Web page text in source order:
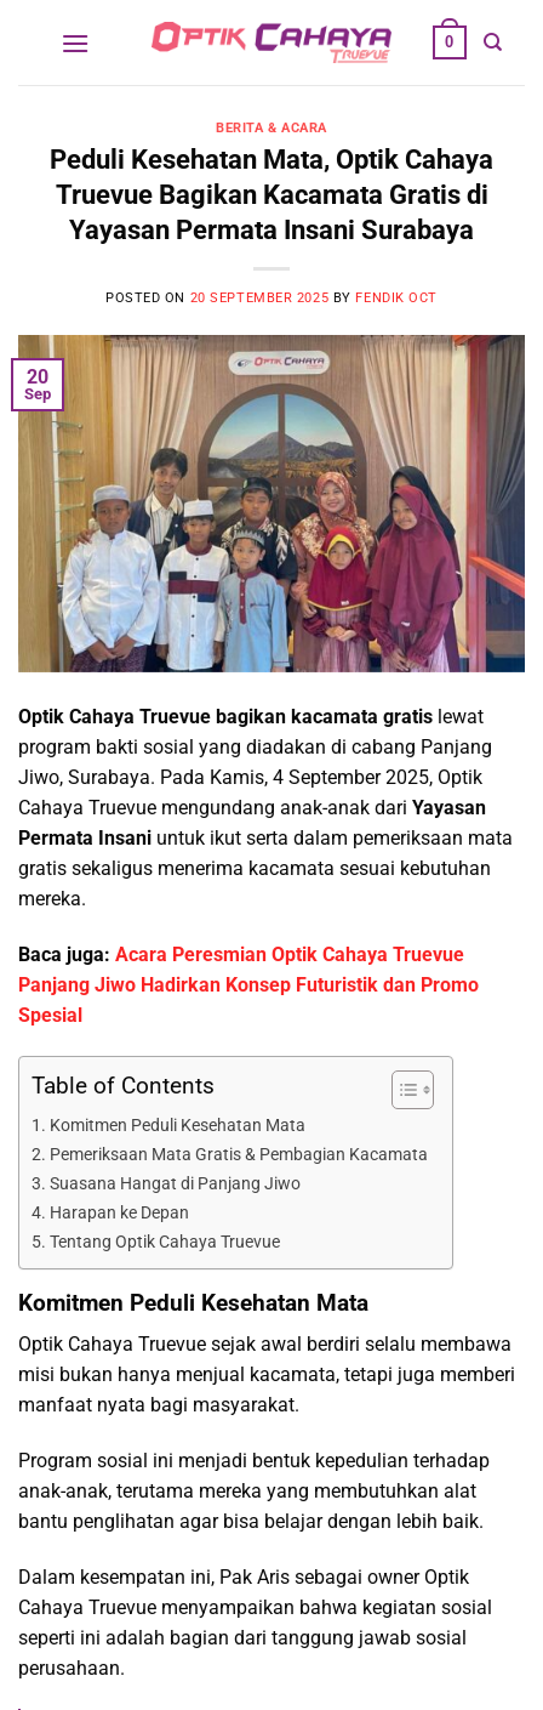
0
BERITA & ACARA
Peduli Kesehatan Mata, Optik Cahaya
Truevue Bagikan Kacamata Gratis di
Yayasan Permata Insani Surabaya
POSTED ON 20 SEPTEMBER 2025 BY FENDIK OCT
20
Sep
Optik Cahaya Truevue bagikan kacamata gratis lewat
program bakti sosial yang diadakan di cabang Panjang
Jiwo, Surabaya. Pada Kamis, 4 September 2025, Optik
Cahaya Truevue mengundang anak-anak dari Yayasan
Permata Insani untuk ikut serta dalam pemeriksaan mata
gratis sekaligus menerima kacamata sesuai kebutuhan
mereka.
Baca juga: Acara Peresmian Optik Cahaya Truevue
Panjang Jiwo Hadirkan Konsep Futuristik dan Promo
Spesial
Table of Contents
Komitmen Peduli Kesehatan Mata
Pemeriksaan Mata Gratis & Pembagian Kacamata
Suasana Hangat di Panjang Jiwo
Harapan ke Depan
Tentang Optik Cahaya Truevue
Komitmen Peduli Kesehatan Mata
Optik Cahaya Truevue sejak awal berdiri selalu membawa
misi bukan hanya menjual kacamata, tetapi juga memberi
manfaat nyata bagi masyarakat.
Program sosial ini menjadi bentuk kepedulian terhadap
anak-anak, terutama mereka yang membutuhkan alat
bantu penglihatan agar bisa belajar dengan lebih baik.
Dalam kesempatan ini, Pak Aris sebagai owner Optik
Cahaya Truevue menyampaikan bahwa kegiatan sosial
seperti ini adalah bagian dari tanggung jawab sosial
perusahaan.